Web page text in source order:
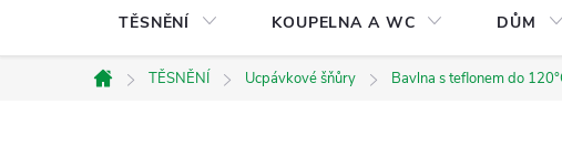
TĚSNĚNÍ KOUPELNA A WC DŮM
Domů
TĚSNĚNÍ Ucpávkové šňůry Bavlna s teflonem do